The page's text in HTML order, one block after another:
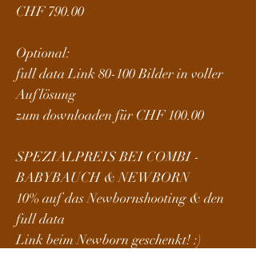
CHF 790.00
Optional:
full data Link 80-100 Bilder in voller
Auflösung
zum downloaden für CHF 100.00
SPEZIALPREIS BEI COMBI -
BABYBAUCH & NEWBORN
10% auf das Newbornshooting & den
full data
Link beim Newborn geschenkt! :)